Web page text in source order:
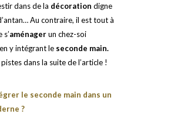
dans de la décoration digne
Au contraire, il est tout à
aménagerun chez-soi
y intégrant le seconde main.
dans la suite de l’article !
le seconde main dans un
?